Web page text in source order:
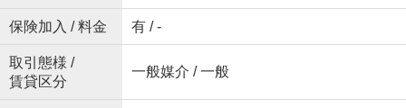
保険加入 / 料金 有 / -
取引態様 /
賃貸区分
一般媒介 / 一般